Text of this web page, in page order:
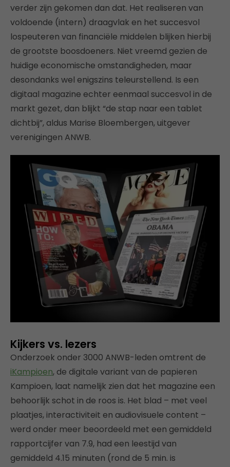
verder zijn gekomen dan dat. Het realiseren van
voldoende (intern) draagvlak en het succesvol
lospeuteren van financiële middelen blijken hierbij
de grootste boosdoeners. Niet vreemd gezien de
huidige economische omstandigheden, maar
desondanks wel enigszins teleurstellend. Is een
digitaal magazine echter eenmaal succesvol in de
markt gezet, dan blijkt “de stap naar een tablet
dichtbij”, aldus Marise Bloembergen, uitgever
verenigingen ANWB.
Kijkers vs. lezers
Onderzoek onder 3000 ANWB-leden omtrent de
iKampioen, de digitale variant van de papieren
Kampioen, laat namelijk zien dat het magazine een
behoorlijk schot in de roos is. Het blad – met veel
plaatjes, interactiviteit en audiovisuele content –
werd onder meer beoordeeld met een gemiddeld
rapportcijfer van 7.9, had een leestijd van
gemiddeld 4.15 minuten (rond de 5 min. is